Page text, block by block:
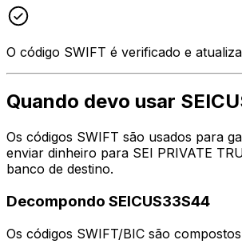
O código SWIFT é verificado e
Quando devo usar
Os códigos SWIFT são usados para
enviar dinheiro para SEI PRIVATE
banco de destino.
Decompondo SEICUS33S44
Os códigos SWIFT/BIC são